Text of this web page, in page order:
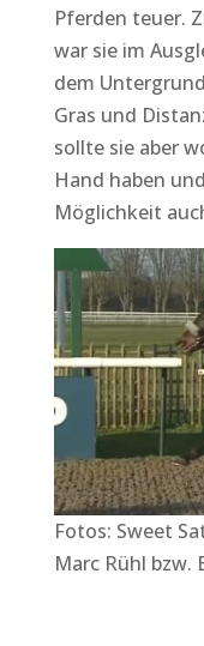
Pferden teuer.
war sie im
dem
Gras und
sollte sie aber
Hand haben
Möglichkeit
Fotos: Sweet
Marc Rühl bzw.